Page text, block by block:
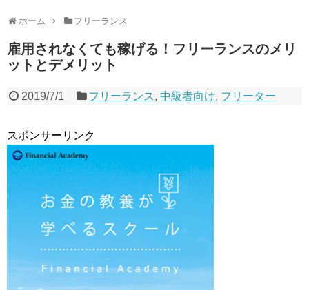
ホーム フリーランス
雇用されなくても稼げる！フリーランスのメリ
ットとデメリット
2019/7/1 フリーランス,中級者向け, フリーター
スポンサーリンク